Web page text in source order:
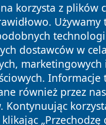
korzysta z plików
dostawców w
marketingowych i
Informacje
również przez
Kontynuując
„Przechodzę
raciborski24.pl
Polityka
Prywatności